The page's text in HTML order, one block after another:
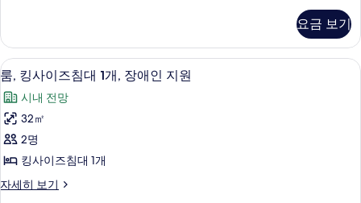
기
히
보
기
요금 보기
룸,
킹
사
이
즈
침
대
룸, 킹사이즈침대 1개, 장애인 지원 |
4
룸, 킹사이즈침대 1개, 장애인 지원
시내 전망
32㎡
2명
킹사이즈침대 1개
자세히 보기
룸,